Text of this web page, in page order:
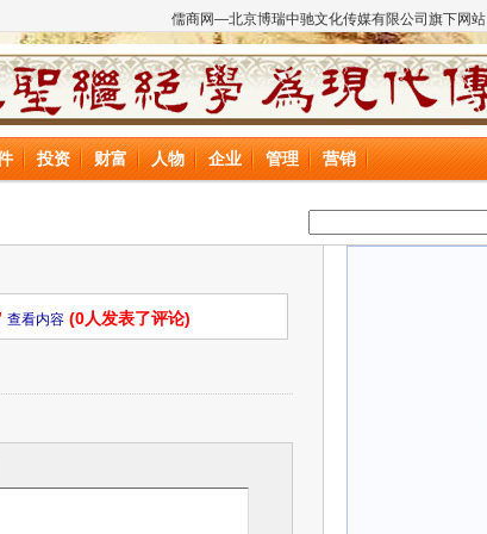
儒商网—北京博瑞中驰文化传媒有限公司旗下网站
投资 财富 人物 企业 管理 营销
查看内容(0人发表了评论)